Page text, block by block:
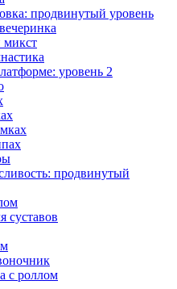
продвинутый уровень
микст
уровень 2
продвинутый
суставов
с роллом